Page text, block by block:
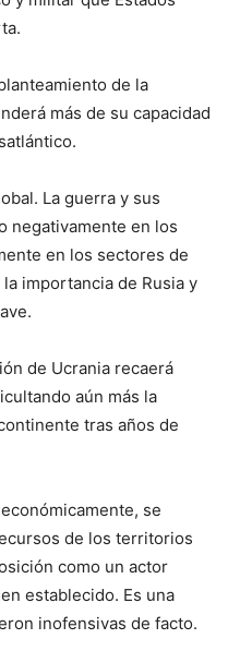
de la
más de su capacidad
La guerra y sus
negativamente en los
en los sectores de
importancia de Rusia y
de Ucrania recaerá
aún más la
tras años de
se
de los territorios
como un actor
establecido. Es una
inofensivas de facto.